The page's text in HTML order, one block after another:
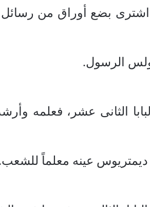
إذ اشترى بضع أوراق من
الرسول.
الثانى عشر، فعلمه
ديمتريوس عينه معلماً